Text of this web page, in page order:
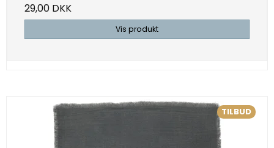
29,00 DKK
Vis produkt
TILBUD